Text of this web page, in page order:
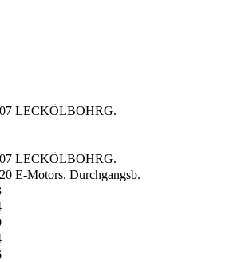
LECKÖLBOHRG.
LECKÖLBOHRG.
E-Motors. Durchgangsb.